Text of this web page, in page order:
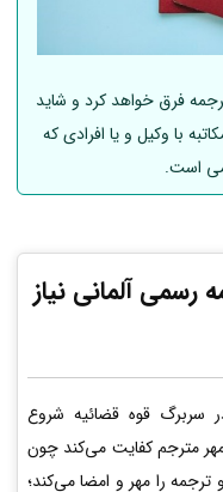
فرق خواهد کرد و شاید
با وکیل و یا افرادی که
است.
رسمیآلمانی نیاز
سربرگ قوه قضائیه شروع
مترجم کفایت می‌کند چون
را مهر و امضا می‌کند؛